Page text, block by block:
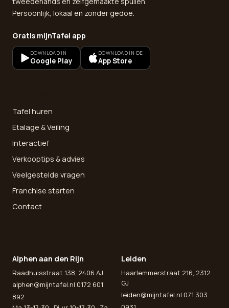
Persoonlijk, lokaal en zonder gedoe.
Gratis mijnTafel app
DOWNLOAD IN
Google Play
DOWNLOAD IN DE
App Store
Tafel huren
Etalage & Veiling
Interactief
Verkooptips & advies
Veelgestelde vragen
Franchise starten
Contact
Alphen aan den Rijn
Raadhuisstraat 138, 2406 AJ
alphen@mijntafel.nl 0172 601
892
Leiden
Haarlemmerstraat 216, 2312
GJ
leiden@mijntafel.nl 071 303